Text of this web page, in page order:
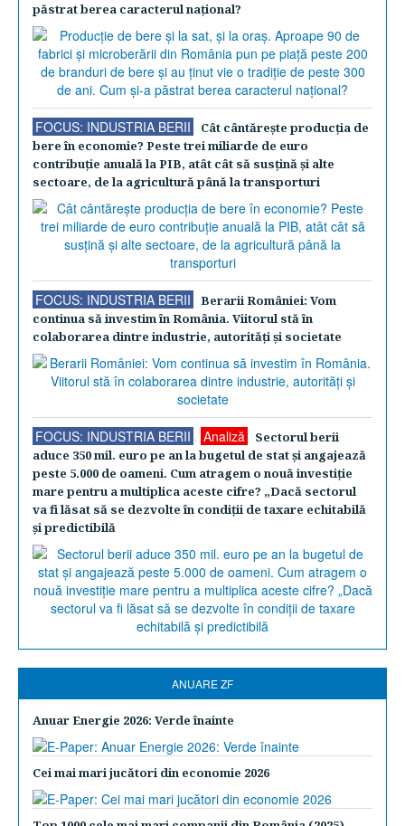
păstrat berea caracterul naţional?
FOCUS: INDUSTRIA BERII
Cât cântăreşte producţia de
bere în economie? Peste trei miliarde de euro
contribuţie anuală la PIB, atât cât să susţină şi alte
sectoare, de la agricultură până la transporturi
FOCUS: INDUSTRIA BERII
Berarii României: Vom
continua să investim în România. Viitorul stă în
colaborarea dintre industrie, autorităţi şi societate
FOCUS: INDUSTRIA BERII Analiză
Sectorul berii
aduce 350 mil. euro pe an la bugetul de stat şi angajează
peste 5.000 de oameni. Cum atragem o nouă investiţie
mare pentru a multiplica aceste cifre? „Dacă sectorul
va fi lăsat să se dezvolte în condiţii de taxare echitabilă
şi predictibilă
ANUARE ZF
Anuar Energie 2026: Verde înainte
Cei mai mari jucători din economie 2026